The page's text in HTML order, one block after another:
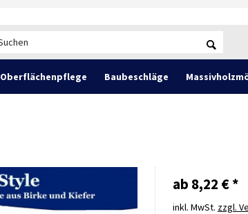
Oberflächenpflege Baubeschläge
ab 8,22 € *
inkl. MwSt. zzgl.